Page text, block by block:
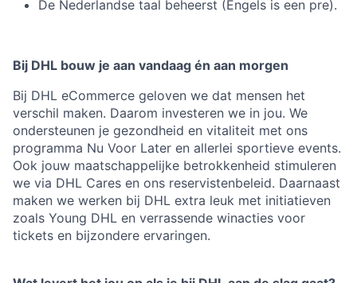
De Nederlandse taal beheerst (Engels is een pre).
Bij DHL bouw je aan vandaag én aan morgen
Bij DHL eCommerce geloven we dat mensen het
verschil maken. Daarom investeren we in jou. We
ondersteunen je gezondheid en vitaliteit met ons
programma Nu Voor Later en allerlei sportieve events.
Ook jouw maatschappelijke betrokkenheid stimuleren
we via DHL Cares en ons reservistenbeleid. Daarnaast
maken we werken bij DHL extra leuk met initiatieven
zoals Young DHL en verrassende winacties voor
tickets en bijzondere ervaringen.